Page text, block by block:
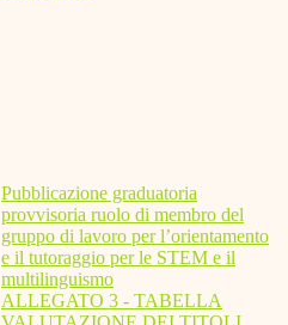
Pubblicazione graduatoria
provvisoria ruolo di membro del
gruppo di lavoro per l’orientamento
e il tutoraggio per le STEM e il
multilinguismo
ALLEGATO 3 - TABELLA